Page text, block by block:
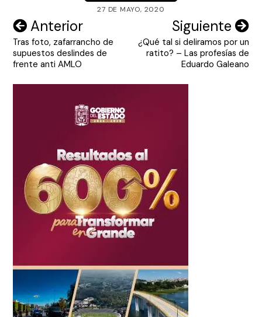
27 DE MAYO, 2020
Navegación
de
entradas
Anterior
Tras foto, zafarrancho de
supuestos deslindes de
frente anti AMLO
Siguiente
¿Qué tal si deliramos por un
ratito? – Las profesías de
Eduardo Galeano